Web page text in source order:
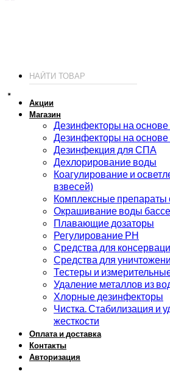
Акции
Магазин
Дезинфекторы на основе
Дезинфекторы на
Дезинфекция для СПА
Дехлорирование воды
Коагулирование и
взвесей)
Комплексные препараты
Окрашивание воды
Плавающие дозаторы
Регулирование РН
Средства для
Средства для
Тестеры и
Удаление металлов из
Хлорные дезинфекторы
Чистка. Стабилизация и
жесткости
Оплата и доставка
Контакты
Авторизация